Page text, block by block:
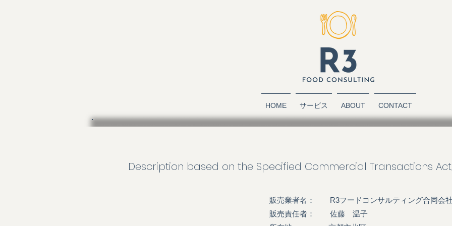
HOME サービス ABOUT CONTACT
Description based on the Specified Commercial Transactions
販売業者名： R3フードコンサルティング合同会社
販売責任者： 佐藤 温子